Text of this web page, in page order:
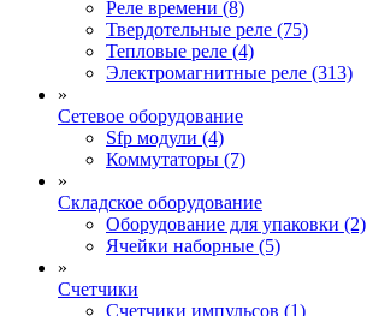
Реле времени (8)
Твердотельные реле (75)
Тепловые реле (4)
Электромагнитные реле (313)
»
Сетевое оборудование
Sfp модули (4)
Коммутаторы (7)
»
Складское оборудование
Оборудование для упаковки (2)
Ячейки наборные (5)
»
Счетчики
Счетчики импульсов (1)